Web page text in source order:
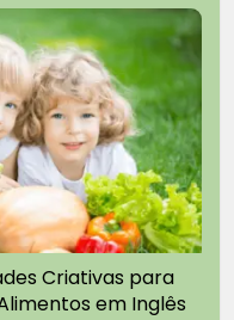
Criativas para
em Inglês